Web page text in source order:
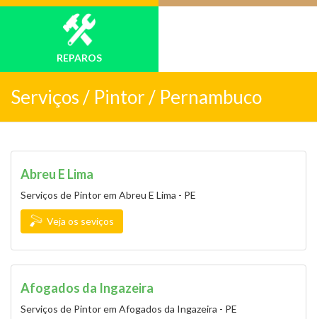
REPAROS
Serviços / Pintor / Pernambuco
Abreu E Lima
Serviços de Pintor em Abreu E Lima - PE
Veja os seviços
Afogados da Ingazeira
Serviços de Pintor em Afogados da Ingazeira - PE